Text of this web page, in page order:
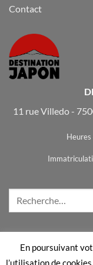
Contact
11 rue Villedo -
En poursuivant
l’utilisation de